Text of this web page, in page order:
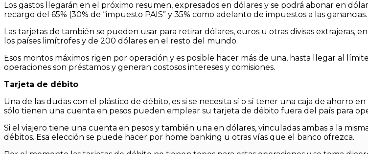
Los gastos llegarán en el próximo resumen, expresados en dólares y se podrá abonar en
recargo del 65% (30% de “impuesto PAIS” y 35% como adelanto de impuestos a las
Las tarjetas de también se pueden usar para retirar dólares, euros u otras divisas
los países limítrofes y de 200 dólares en el resto del mundo.
Esos montos máximos rigen por operación y es posible hacer más de una, hasta llegar al
operaciones son préstamos y generan costosos intereses y comisiones.
Tarjeta de débito
Una de las dudas con el plástico de débito, es si se necesita sí o sí tener una caja de ahorro
sólo tienen una cuenta en pesos pueden emplear su tarjeta de débito fuera del país para
Si el viajero tiene una cuenta en pesos y también una en dólares, vinculadas ambas a la
débitos. Esa elección se puede hacer por home banking u otras vías que el banco ofrezca.